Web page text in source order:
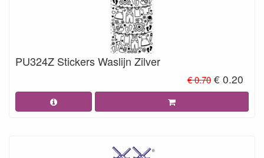
PU324Z Stickers Waslijn Zilver
€ 0.70 € 0.20